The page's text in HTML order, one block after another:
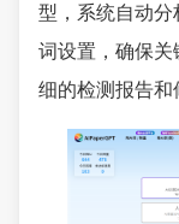
型，系统自动分
词设置，确保
细的检测报告和